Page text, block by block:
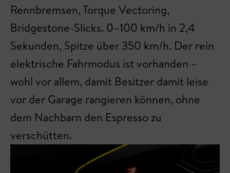
Rennbremsen, Torque Vectoring,
Bridgestone-Slicks. 0–100 km/h in 2,4
Sekunden, Spitze über 350 km/h. Der rein
elektrische Fahrmodus ist vorhanden –
wohl vor allem, damit Besitzer damit leise
vor der Garage rangieren können, ohne
dem Nachbarn den Espresso zu
verschütten.